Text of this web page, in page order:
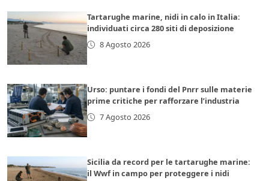
Tartarughe marine, nidi in calo in Italia:
individuati circa 280 siti di deposizione
8 Agosto 2026
Urso: puntare i fondi del Pnrr sulle materie
prime critiche per rafforzare l’industria
7 Agosto 2026
Sicilia da record per le tartarughe marine:
il Wwf in campo per proteggere i nidi